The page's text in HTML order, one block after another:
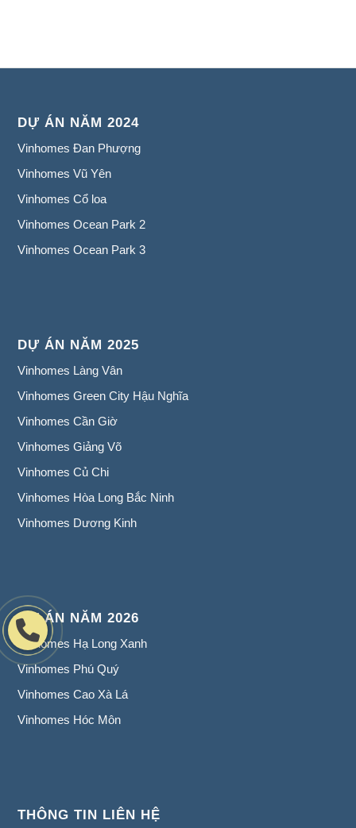
DỰ ÁN NĂM 2024
Vinhomes Đan Phượng
Vinhomes Vũ Yên
Vinhomes Cổ loa
Vinhomes Ocean Park 2
Vinhomes Ocean Park 3
DỰ ÁN NĂM 2025
Vinhomes Làng Vân
Vinhomes Green City Hậu Nghĩa
Vinhomes Cần Giờ
Vinhomes Giảng Võ
Vinhomes Củ Chi
Vinhomes Hòa Long Bắc Ninh
Vinhomes Dương Kinh
DỰ ÁN NĂM 2026
Vinhomes Hạ Long Xanh
Vinhomes Phú Quý
Vinhomes Cao Xà Lá
Vinhomes Hóc Môn
THÔNG TIN LIÊN HỆ